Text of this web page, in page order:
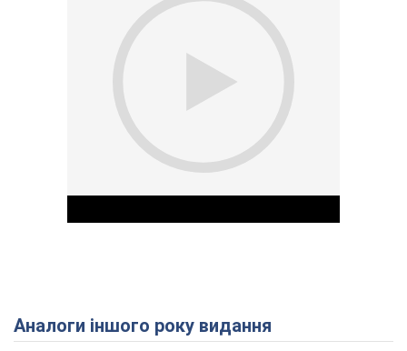
Play Video
Аналоги іншого року видання